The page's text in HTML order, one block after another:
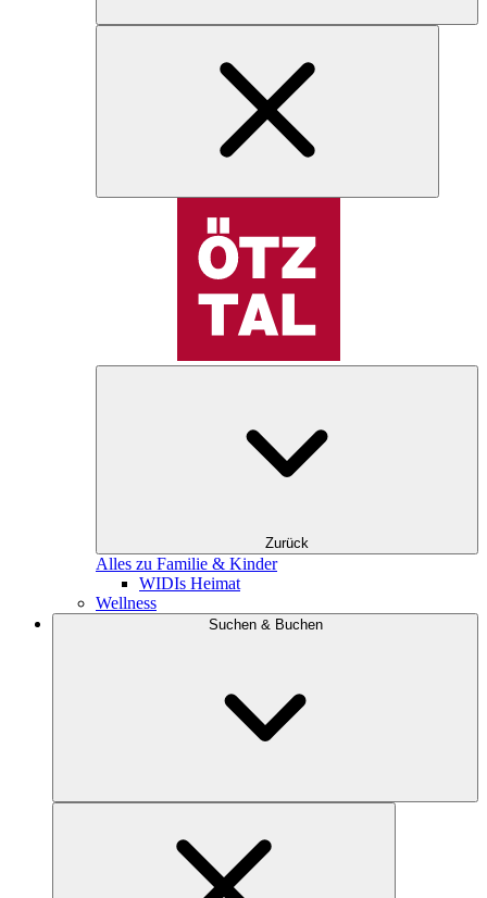
Zurück
Alles zu Familie & Kinder
WIDIs Heimat
Wellness
Suchen & Buchen